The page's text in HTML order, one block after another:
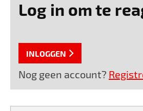
Log in om te
INLOGGEN
Nog geen account?